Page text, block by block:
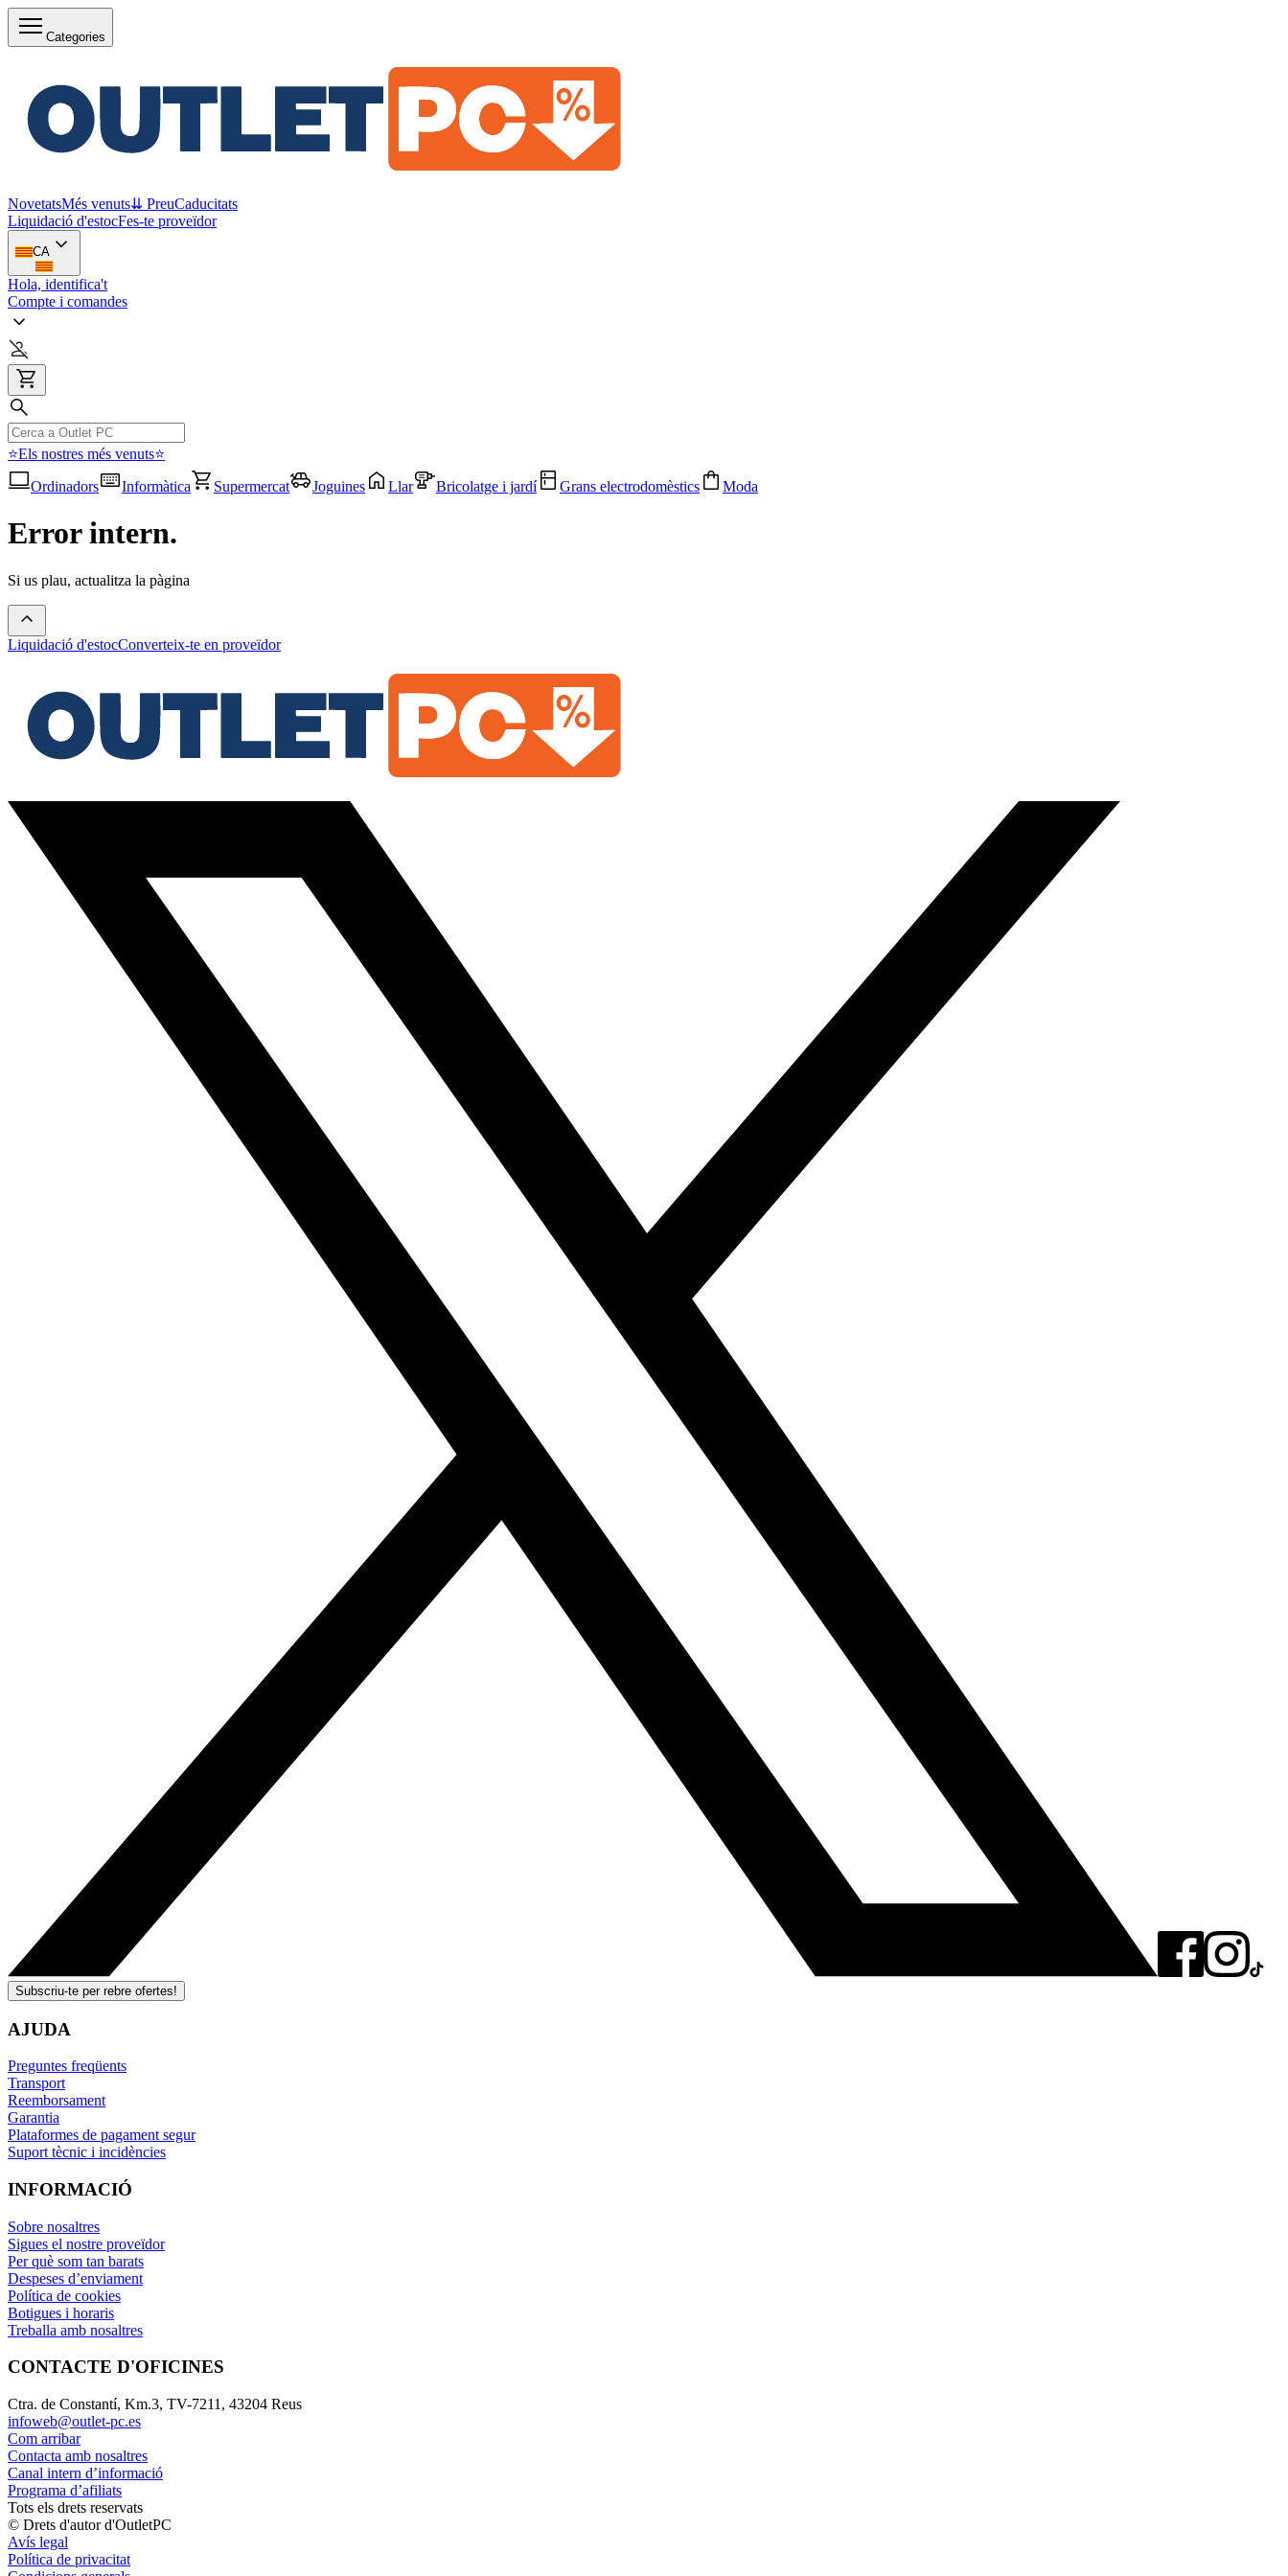
Categories
NovetatsMés venuts⇊ PreuCaducitats
Liquidació d'estocFes-te proveïdor
CA
Hola, identifica't
Compte i comandes
⭐Els nostres més venuts⭐
Ordinadors
Informàtica Supermercat Joguines Llar Bricolatge i jardí Grans electrodomèstics Moda
Error intern.
Si us plau, actualitza la pàgina
Liquidació d'estocConverteix-te en proveïdor
Subscriu-te per rebre ofertes!
AJUDA
Preguntes freqüents
Transport
Reemborsament
Garantia
Plataformes de pagament segur
Suport tècnic i incidències
INFORMACIÓ
Sobre nosaltres
Sigues el nostre proveïdor
Per què som tan barats
Despeses d’enviament
Política de cookies
Botigues i horaris
Treballa amb nosaltres
CONTACTE D'OFICINES
Ctra. de Constantí, Km.3, TV-7211, 43204 Reus
infoweb@outlet-pc.es
Com arribar
Contacta amb nosaltres
Canal intern d’informació
Programa d’afiliats
Tots els drets reservats
© Drets d'autor d'OutletPC
Avís legal
Política de privacitat